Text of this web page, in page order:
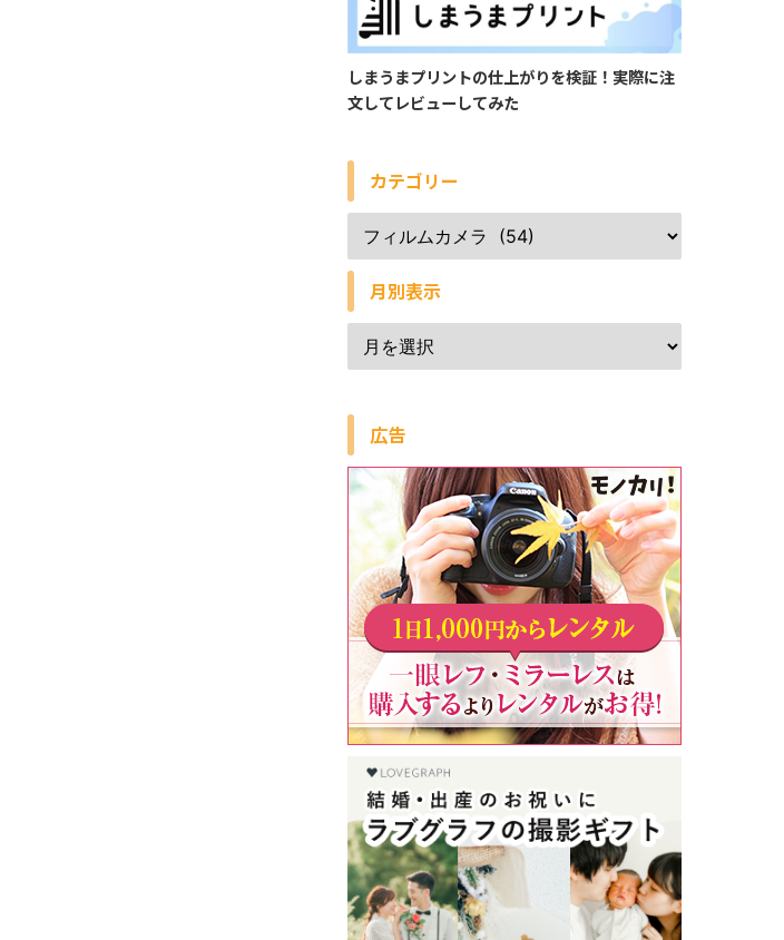
しまうまプリントの仕上がりを検証！実際に注
文してレビューしてみた
カテゴリー
月別表示
広告